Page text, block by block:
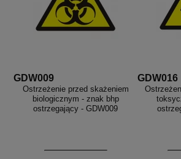
GDW009
Ostrzeżenie przed skażeniem
biologicznym - znak bhp
ostrzegający - GDW009
GDW016